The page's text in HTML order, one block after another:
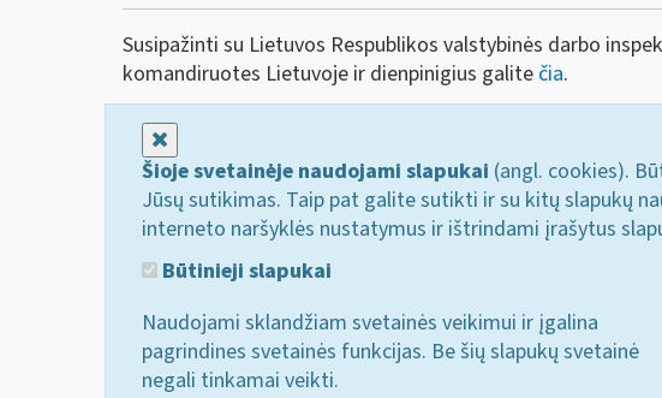
Susipažinti su Lietuvos Respublikos valstybinės darbo
komandiruotes Lietuvoje ir dienpinigius galite čia.
Šioje svetainėje naudojami slapukai (angl. cookies).
Jūsų sutikimas. Taip pat galite sutikti ir su kitų slapukų
interneto naršyklės nustatymus ir ištrindami įrašytus
Būtinieji slapukai
Naudojami sklandžiam svetainės veikimui ir įgalina
pagrindines svetainės funkcijas. Be šių slapukų svetainė
negali tinkamai veikti.